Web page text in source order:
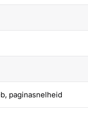
paginasnelheid